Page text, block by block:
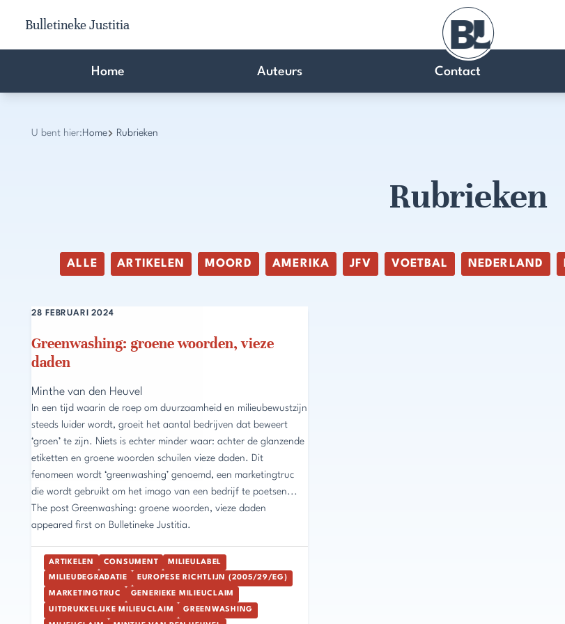
Bulletineke Justitia
Home Auteurs Contact
U bent hier: Home Rubrieken
Rubrieken
ALLE ARTIKELEN MOORD AMERIKA JFV VOETBAL NEDERLAND
Greenwashing: groene woorden, vieze
daden
28 FEBRUARI 2024
Minthe van den Heuvel
In een tijd waarin de roep om duurzaamheid en milieubewustzijn
steeds luider wordt, groeit het aantal bedrijven dat beweert
‘groen’ te zijn. Niets is echter minder waar: achter de glanzende
etiketten en groene woorden schuilen vieze daden. Dit
fenomeen wordt ‘greenwashing’ genoemd, een marketingtruc
die wordt gebruikt om het imago van een bedrijf te poetsen...
The post Greenwashing: groene woorden, vieze daden
appeared first on Bulletineke Justitia.
ARTIKELEN CONSUMENT MILIEULABEL
MILIEUDEGRADATIE EUROPESE RICHTLIJN (2005/29/EG)
MARKETINGTRUC GENERIEKE MILIEUCLAIM
UITDRUKKELIJKE MILIEUCLAIM GREENWASHING